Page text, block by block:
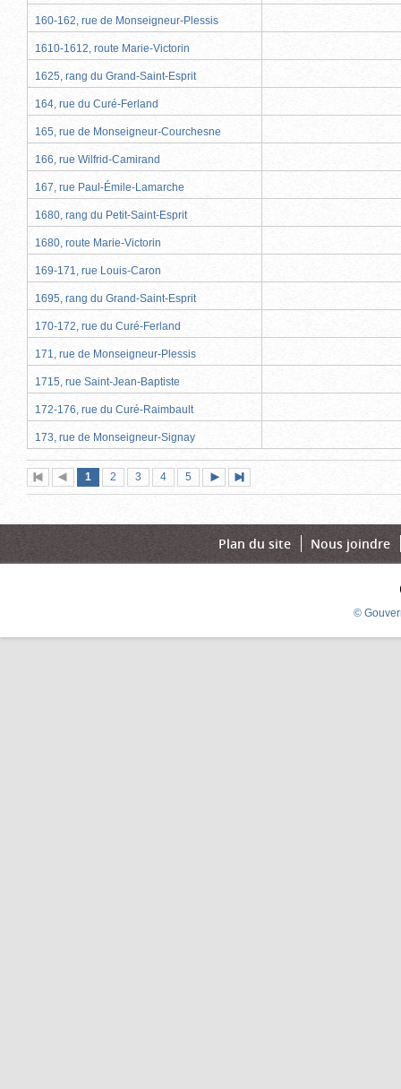
160-162, rue de Monseigneur-Plessis
1610-1612, route Marie-Victorin
1625, rang du Grand-Saint-Esprit
164, rue du Curé-Ferland
165, rue de Monseigneur-Courchesne
166, rue Wilfrid-Camirand
167, rue Paul-Émile-Lamarche
1680, rang du Petit-Saint-Esprit
1680, route Marie-Victorin
169-171, rue Louis-Caron
1695, rang du Grand-Saint-Esprit
170-172, rue du Curé-Ferland
171, rue de Monseigneur-Plessis
1715, rue Saint-Jean-Baptiste
172-176, rue du Curé-Raimbault
173, rue de Monseigneur-Signay
Première
page
Page
précédente
Page
1 (page
actuelle)
Page
2 Page
3 Page
4 Page
5
suivante
page
Plan du site Nous joindre
©